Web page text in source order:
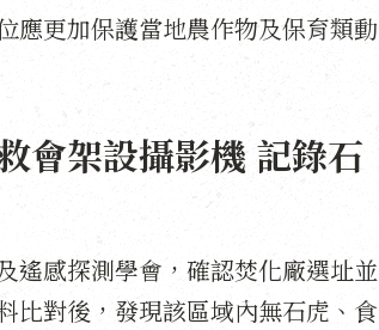
應更加保護當地農作物及保育類動
會架設攝影機 記錄石
遙感探測學會，確認焚化廠選址並
比對後，發現該區域內無石虎、食